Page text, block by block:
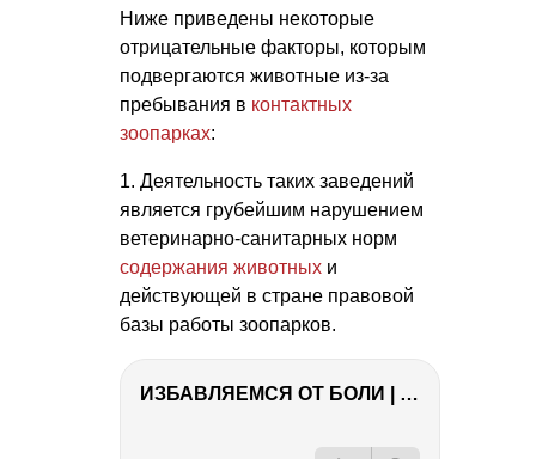
Ниже приведены некоторые
отрицательные факторы, которым
подвергаются животные из-за
пребывания в контактных
зоопарках:
1. Деятельность таких заведений
является грубейшим нарушением
ветеринарно-санитарных норм
содержания животных и
действующей в стране правовой
базы работы зоопарков.
ИЗБАВЛЯЕМСЯ ОТ БОЛИ | Важность режима и питания